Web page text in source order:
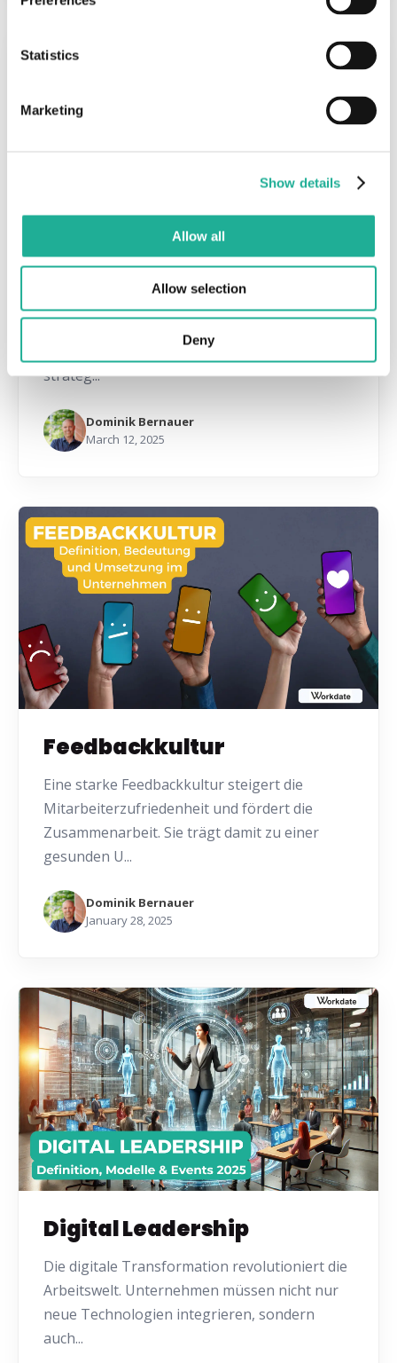
Statistics
Marketing
Show details
Allow all
Allow selection
Deny
Personalentwicklung
investieren? Wie können Unternehmen sie
strateg...
Dominik Bernauer
March 12, 2025
Feedbackkultur
Eine starke Feedbackkultur steigert die
Mitarbeiterzufriedenheit und fördert die
Zusammenarbeit. Sie trägt damit zu einer
gesunden U...
Dominik Bernauer
January 28, 2025
Digital Leadership
Die digitale Transformation revolutioniert die
Arbeitswelt. Unternehmen müssen nicht nur
neue Technologien integrieren, sondern
auch...